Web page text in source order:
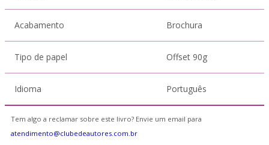
Acabamento Brochura
Tipo de papel Offset 90g
Idioma Português
Tem algo a reclamar sobre este livro? Envie um email para
atendimento@clubedeautores.com.br